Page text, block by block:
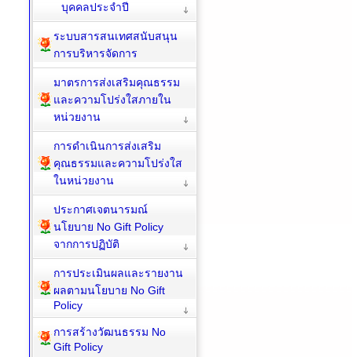
บุคคลประจำปี
ระบบสารสนเทศสนับสนุน
การบริหารจัดการ
มาตรการส่งเสริมคุณธรรม
และความโปร่งใสภายใน
หน่วยงาน
การดำเนินการส่งเสริม
คุณธรรมและความโปร่งใส
ในหน่วยงาน
ประกาศเจตนารมณ์
นโยบาย No Gift Policy
จากการปฏิบัติ
การประเมินผลและรายงาน
ผลตามนโยบาย No Gift
Policy
การสร้างวัฒนธรรม No
Gift Policy